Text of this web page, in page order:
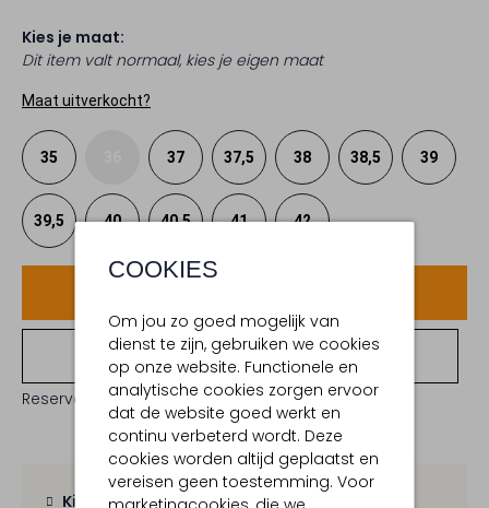
COOKIES
Om jou zo goed mogelijk van
dienst te zijn, gebruiken we cookies
op onze website. Functionele en
analytische cookies zorgen ervoor
dat de website goed werkt en
continu verbeterd wordt. Deze
cookies worden altijd geplaatst en
vereisen geen toestemming. Voor
Kies je maat:
Dit item valt normaal, kies je eigen maat
Maat uitverkocht?
35 37 37,5 38 38,5 39
39,5 40 40,5 41 42
Bekijk winkelvoorraad
Reserveer direct in een van onze 19 boutiques
Kies zelf je bezorgmoment